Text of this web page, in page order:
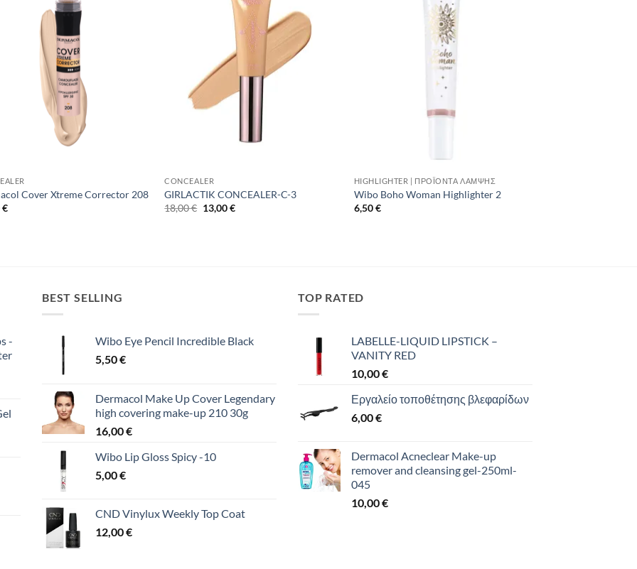
Cover Xtreme Corrector 208
€
CONCEALER
GIRLACTIK CONCEALER-C-3
18,00€ Original
13,00€Η
HIGHLIGHTER | ΠΡΟΪΌΝΤΑ ΛΆΜΨΗΣ
Wibo Boho Woman Highlighter 2
6,50€
-
BEST SELLING
Wibo Eye Pencil Incredible Black
5,50€
Dermacol Make Up Cover Legendary
high covering make-up 210 30g
16,00€
Wibo Lip Gloss Spicy -10
5,00€
CND Vinylux Weekly Top Coat
12,00€
TOP RATED
LABELLE-LIQUID LIPSTICK –
VANITY RED
10,00€
Εργαλείο τοποθέτησης βλεφαρίδων
6,00€
Dermacol Acneclear Make-up
remover and cleansing gel-250ml-
045
10,00€